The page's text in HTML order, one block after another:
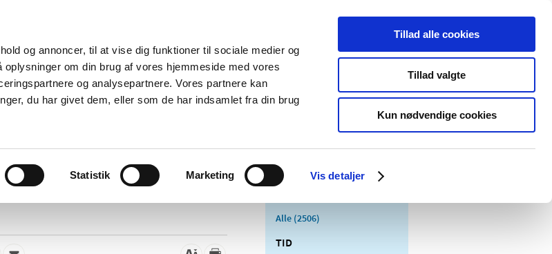
og annoncer, til at vise dig funktioner til sociale medier og
om din brug af vores hjemmeside med vores
og analysepartnere. Vores partnere kan
du har givet dem, eller som de har indsamlet fra din brug
Statistik Marketing Vis detaljer
Tillad alle cookies
Tillad valgte
Kun nødvendige cookies
Nyheder Om os Kontakt Udgivelser
Tilskud og
Apoteker og salg af
Medicinsk
Særlige
produktområder
Alle (2506)
TID